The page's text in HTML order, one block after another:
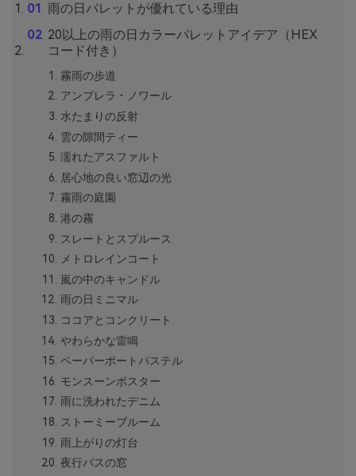
雨の日パレットが優れている理由
20以上の雨の日カラーパレットアイデア（HEX
コード付き）
霧雨の歩道
アンブレラ・ノワール
水たまりの反射
雲の隙間ティー
濡れたアスファルト
居心地の良い窓辺の光
霧雨の庭園
港の霧
スレートとスプルース
メトロレインコート
嵐の中のキャンドル
雨の日ミニマル
ココアとコンクリート
やわらかな雷鳴
ペーパーボートパステル
モンスーンポスター
雨に洗われたデニム
ストーミーブルーム
雨上がりの灯台
夜行バスの窓